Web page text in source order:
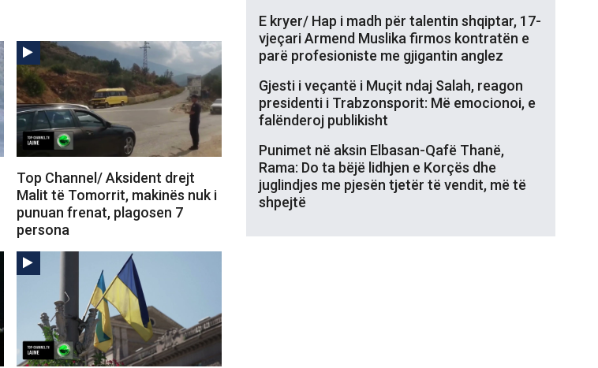
Top Channel/ Aksident drejt
Malit të Tomorrit, makinës nuk i
punuan frenat, plagosen 7
persona
E kryer/ Hap i madh për talentin shqiptar, 17-
vjeçari Armend Muslika firmos kontratën e
parë profesioniste me gjigantin anglez
Gjesti i veçantë i Muçit ndaj Salah, reagon
presidenti i Trabzonsporit: Më emocionoi, e
falënderoj publikisht
Punimet në aksin Elbasan-Qafë Thanë,
Rama: Do ta bëjë lidhjen e Korçës dhe
juglindjes me pjesën tjetër të vendit, më të
shpejtë